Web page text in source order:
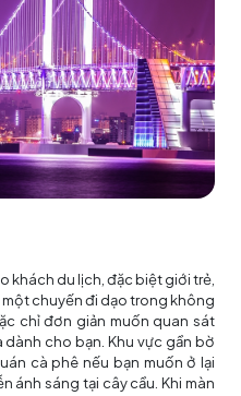
khách du lịch, đặc biệt giới trẻ,
một chuyến đi dạo trong không
chỉ đơn giản muốn quan sát
cho bạn. Khu vực gần bờ
cà phê nếu bạn muốn ở lại
ánh sáng tại cây cầu. Khi màn